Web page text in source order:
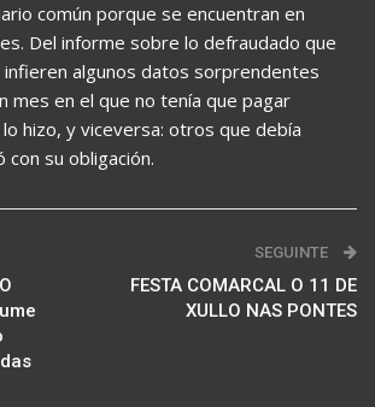
común porque se encuentran en
Del informe sobre lo defraudado que
algunos datos sorprendentes
mes en el que no tenía que pagar
hizo, y viceversa: otros que debía
con su obligación.
SEGUINTE
FESTA COMARCAL O 11 DE
XULLO NAS PONTES